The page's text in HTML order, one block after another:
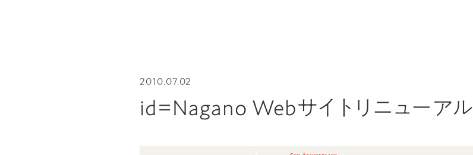
2010.07.02
id=Nagano Webサイトリニューアル